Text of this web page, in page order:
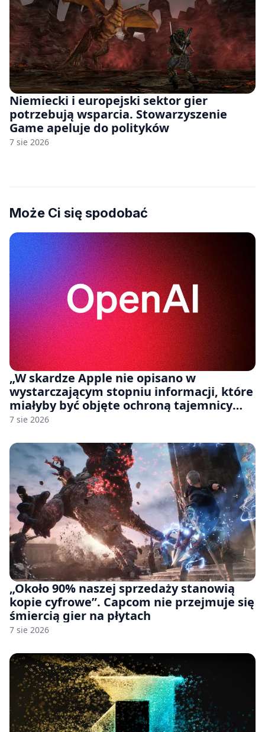
Niemiecki i europejski sektor gier
potrzebują wsparcia. Stowarzyszenie
Game apeluje do polityków
7 sie 2026
Może Ci się spodobać
„W skardze Apple nie opisano w
wystarczającym stopniu informacji, które
miałyby być objęte ochroną tajemnicy
handlowej”. OpenAI żąda odrzucenia
7 sie 2026
„Około 90% naszej sprzedaży stanowią
kopie cyfrowe”. Capcom nie przejmuje się
śmiercią gier na płytach
7 sie 2026